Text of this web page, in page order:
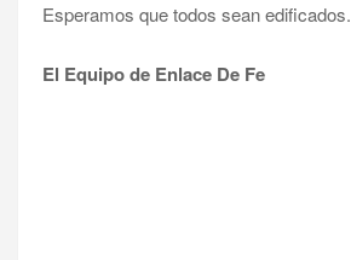
Esperamos que todos sean edificados.
El Equipo de Enlace De Fe